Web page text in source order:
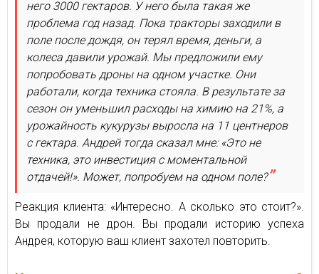
него 3000 гектаров. У него была такая же
проблема год назад. Пока тракторы заходили в
поле после дождя, он терял время, деньги, а
колеса давили урожай. Мы предложили ему
попробовать дроны на одном участке. Они
работали, когда техника стояла. В результате за
сезон он уменьшил расходы на химию на 21%, а
урожайность кукурузы выросла на 11 центнеров
с гектара. Андрей тогда сказал мне: «Это не
техника, это инвестиция с моментальной
отдачей!». Может, попробуем на одном поле?
Реакция клиента: «Интересно. А сколько это стоит?».
Вы продали не дрон. Вы продали историю успеха
Андрея, которую ваш клиент захотел повторить.